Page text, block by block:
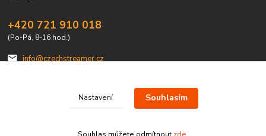
+420 721 910 018
(Po-Pá, 8-16 hod.)
info@czechstreamer.cz
Nastavení Souhlasím